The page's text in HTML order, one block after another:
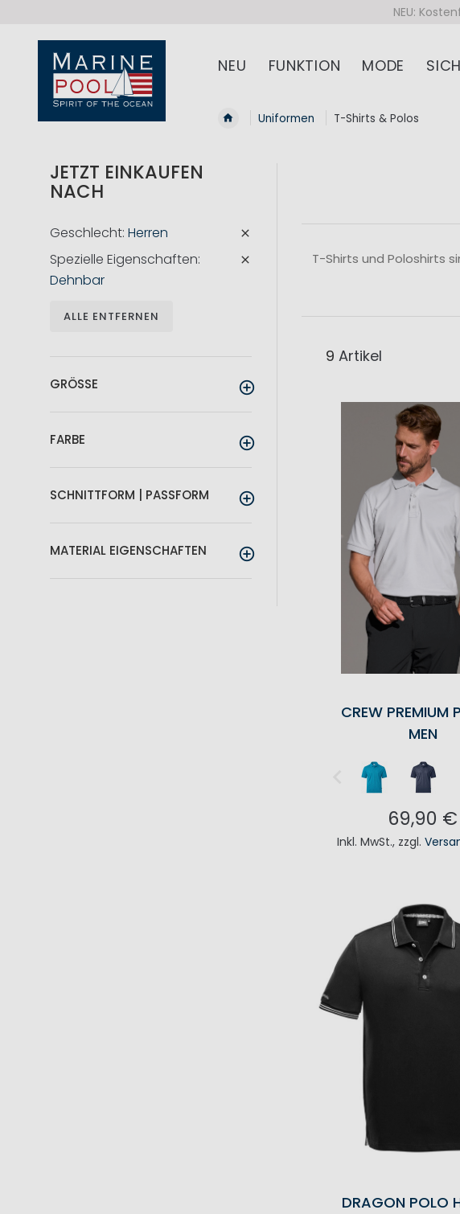
NEU:
NEU FUNKTION MODE
Uniformen T-Shirts & Polos
T-Shirts und Poloshirts
9 Artikel
CREW PREMIUM
MEN
69,90 €
Inkl. MwSt., zzgl.
DRAGON POLO
JETZT EINKAUFEN
NACH
Geschlecht Herren
Spezielle Eigenschaften
Dehnbar
ALLE ENTFERNEN
GRÖSSE
FARBE
SCHNITTFORM | PASSFORM
MATERIAL EIGENSCHAFTEN